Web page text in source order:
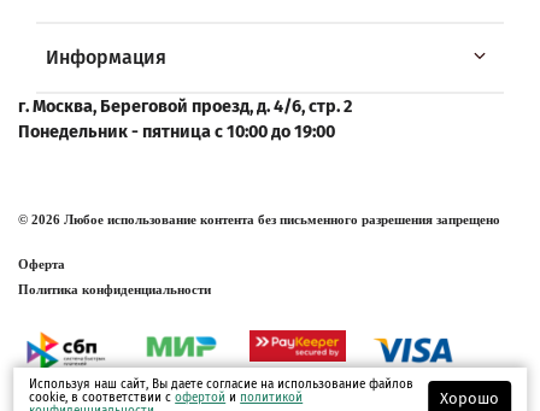
Информация
г. Москва, Береговой проезд, д. 4/6, стр. 2
Понедельник - пятница с 10:00 до 19:00
© 2026 Любое использование контента без письменного разрешения запрещено
Оферта
Политика конфиденциальности
Используя наш сайт, Вы даете согласие на использование файлов
cookie, в соответствии софертой и политикой
Хорошо